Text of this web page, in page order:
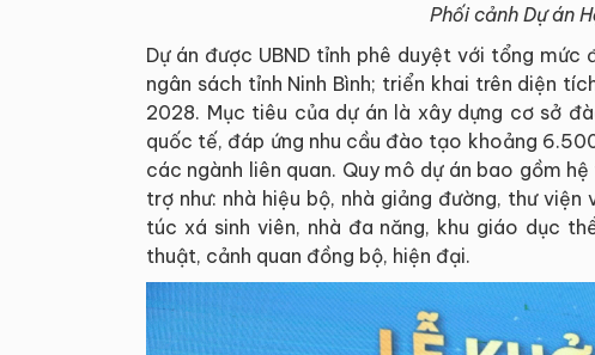
Phối cảnh Dự án
Dự án được UBND tỉnh phê duyệt với tổng
ngân sách tỉnh Ninh Bình; triển khai trên diện
2028. Mục tiêu của dự án là xây dựng cơ sở
quốc tế, đáp ứng nhu cầu đào tạo khoảng
các ngành liên quan. Quy mô dự án bao gồm
trợ như: nhà hiệu bộ, nhà giảng đường, thư
túc xá sinh viên, nhà đa năng, khu giáo dục
thuật, cảnh quan đồng bộ, hiện đại.